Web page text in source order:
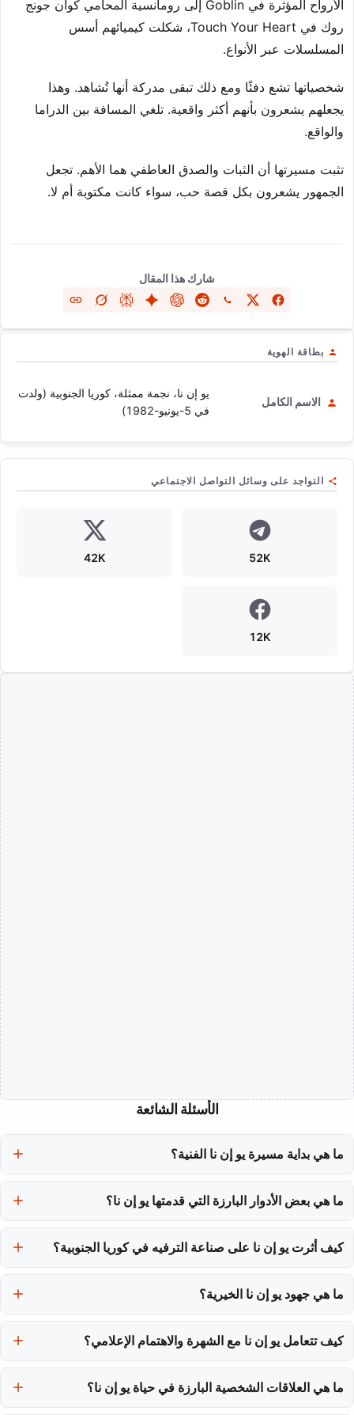
الأرواح المؤثرة في Goblin إلى رومانسية المحامي كوان جونج
روك في Touch Your Heart، شكلت كيميائهم أسس
المسلسلات عبر الأنواع.
شخصياتها تشع دفئًا ومع ذلك تبقى مدركة أنها تُشاهد. وهذا
يجعلهم يشعرون بأنهم أكثر واقعية. تلغي المسافة بين الدراما
والواقع.
تثبت مسيرتها أن الثبات والصدق العاطفي هما الأهم. تجعل
الجمهور يشعرون بكل قصة حب، سواء كانت مكتوبة أم لا.
شارك هذا المقال
بطاقة الهوية
الاسم الكامل
يو إن نا، نجمة ممثلة، كوريا الجنوبية (ولدت
في 5-يونيو-1982)
التواجد على وسائل التواصل الاجتماعي
52K
42K
12K
الأسئلة الشائعة
ما هي بداية مسيرة يو إن نا الفنية؟
في التدريب تحت إشراف YG Entertainment. كانت قد انضمت في سنما هي بعض الأدوار البارزة التي قدمتها يو إن نا؟
Your Heart، حيث أثبتت قدرتها على تقديم أداءات عاطفية متنوعة.
كيف أثرت يو إن نا على صناعة الترفيه في كوريا الجنوبية؟
التوقعات التقليدية، مما يساهم في تغيير الصورة النمطية للنساء في الدراما
ما هي جهود يو إن نا الخيرية؟
لأغراض الإغاثة من الزلزال في تركيا وسوريا ودعم الأطفال ذوي الإعاقة
كيف تتعامل يو إن نا مع الشهرة والاهتمام الإعلامي؟
حدود خاصة بينما تتواصل مع جمهورها بصدق.
ما هي العلاقات الشخصية البارزة في حياة يو إن نا؟